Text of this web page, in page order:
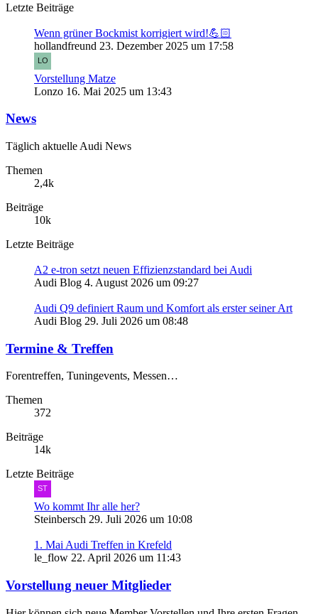
Letzte Beiträge
Wenn grüner Bockmist korrigiert wird!💪🏻
hollandfreund 23. Dezember 2025 um 17:58
Vorstellung Matze
Lonzo 16. Mai 2025 um 13:43
News
Täglich aktuelle Audi News
Themen
2,4k
Beiträge
10k
Letzte Beiträge
A2 e-tron setzt neuen Effizienzstandard bei Audi
Audi Blog 4. August 2026 um 09:27
Audi Q9 definiert Raum und Komfort als erster seiner Art
Audi Blog 29. Juli 2026 um 08:48
Termine & Treffen
Forentreffen, Tuningevents, Messen…
Themen
372
Beiträge
14k
Letzte Beiträge
Wo kommt Ihr alle her?
Steinbersch 29. Juli 2026 um 10:08
1. Mai Audi Treffen in Krefeld
le_flow 22. April 2026 um 11:43
Vorstellung neuer Mitglieder